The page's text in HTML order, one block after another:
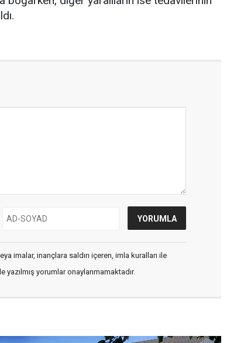
imalar, inançlara saldırı içeren, imla kuralları ile
yazılmış yorumlar onaylanmamaktadır.